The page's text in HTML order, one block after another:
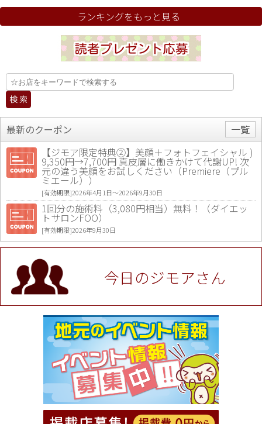
ランキングをもっと見る
最新のクーポン
一覧
【ジモア限定特典②】美顔＋フォトフェイシャル )
9,350円→7,700円 真皮層に働きかけて代謝UP! 次
元の違う美顔をお試しください（Premiere（プル
ミエール））
[有効期限]2026年4月1日〜2026年9月30日
1回分の施術料（3,080円相当）無料！（ダイエッ
トサロンFOO）
[有効期限]2026年9月30日
値段提示後「ジモア見た」で更に買い取り金額 U
P！※チケットと新品商品は除く（大黒屋 高田馬場
駅前店）
[有効期限]2026年9月30日
★ジモア限定特典★ お会計より全品5％OFF（ナチ
ュラル＆ハンドメイドショップ［マキマキ］）
[有効期限]2026年9月30日まで
【ジモア限定①】初回割引 特価 VIO脱毛11,000円
⇒8,800円（メンズ専門ワックス脱毛サロン Mickle
（ミックル））
[有効期限]2026年9月30日
【ジモア読者特典2】コース 3,500円→3,000円（料
理5品+2時間飲み放題）（創作イタリアン Pia Cu
ore（ピアクオーレ））
[有効期限]2026年9月30日
今日のジモアさん